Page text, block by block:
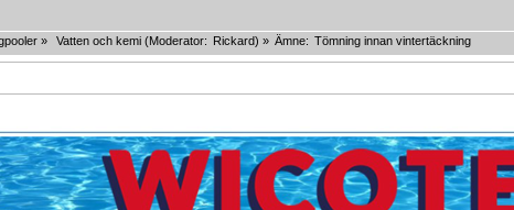
» Vatten och kemi(Moderator: Rickard) » Ämne: Tömning innan vintertäckning